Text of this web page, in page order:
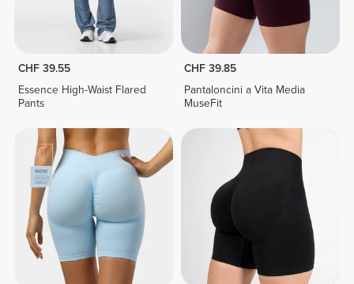
CHF 39.55
Essence High-Waist Flared
Pants
CHF 39.85
Pantaloncini a Vita Media
MuseFit